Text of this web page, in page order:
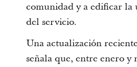
comunidad y a edificar
del servicio.
Una actualización
señala que, entre enero y